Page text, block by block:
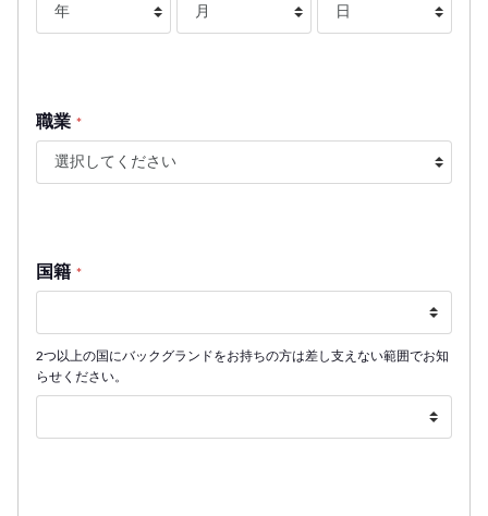
職業 *
国籍 *
2つ以上の国にバックグランドをお持ちの方は差し支えない範囲でお知
らせください。